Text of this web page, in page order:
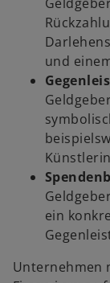
und
ein
Unternehmen